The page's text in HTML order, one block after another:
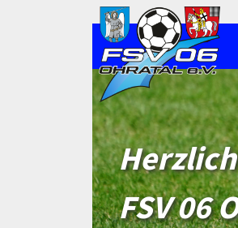
FSV 06